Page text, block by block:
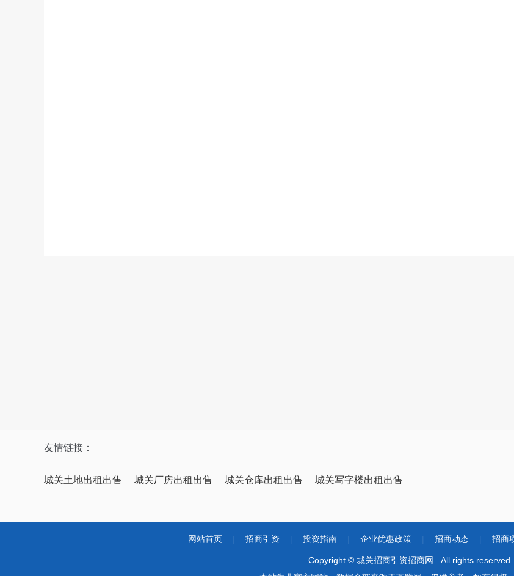
友情链接：
城关土地出租出售 城关厂房出租出售 城关仓库出租出售 城关写字楼出租出售
网站首页 招商引资 投资指南 企业优惠政策 招商动态 招商
Copyright © 城关招商引资招商网 . All rights reserved.